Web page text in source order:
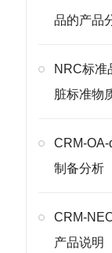
品的产品
NRC标准
脏标准物
CRM-OA-
制备分析
CRM-
产品说明